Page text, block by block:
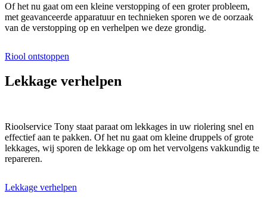
Of het nu gaat om een kleine verstopping of een groter probleem,
met geavanceerde apparatuur en technieken sporen we de oorzaak
van de verstopping op en verhelpen we deze grondig.
Riool ontstoppen
Lekkage verhelpen
Rioolservice Tony staat paraat om lekkages in uw riolering snel en
effectief aan te pakken. Of het nu gaat om kleine druppels of grote
lekkages, wij sporen de lekkage op om het vervolgens vakkundig te
repareren.
Lekkage verhelpen